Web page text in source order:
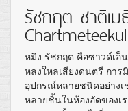
รัชกฤต ชาติเ
Chartmeteekul
หมิง รัชกฤต คือซาวด์เอ็
หลงใหลเสียงดนตรี การ
อุปกรณ์หลายชนิดอย่างเ
หลายชิ้นในห้องอัดของเ